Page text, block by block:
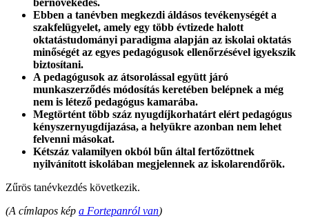
bérnövekedés.
Ebben a tanévben megkezdi áldásos tevékenységét a
szakfelügyelet, amely egy több évtizede halott
oktatástudományi paradigma alapján az iskolai oktatás
minőségét az egyes pedagógusok ellenőrzésével igyekszik
biztosítani.
A pedagógusok az átsorolással együtt járó
munkaszerződés módosítás keretében belépnek a még
nem is létező pedagógus kamarába.
Megtörtént több száz nyugdíjkorhatárt elért pedagógus
kényszernyugdíjazása, a helyükre azonban nem lehet
felvenni másokat.
Kétszáz valamilyen okból bűn által fertőzöttnek
nyilvánított iskolában megjelennek az iskolarendőrök.
Zűrös tanévkezdés következik.
(A címlapos kép a Fortepanról van)